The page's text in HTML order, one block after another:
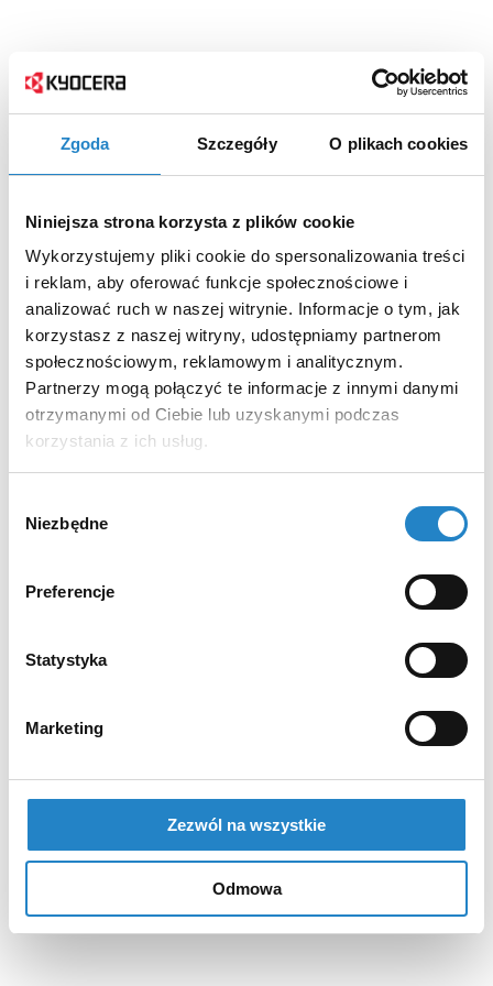
Zgoda Szczegóły O plikach cookies
Niniejsza strona korzysta z plików cookie
Wykorzystujemy pliki cookie do spersonalizowania treści
i reklam, aby oferować funkcje społecznościowe i
analizować ruch w naszej witrynie. Informacje o tym, jak
korzystasz z naszej witryny, udostępniamy partnerom
społecznościowym, reklamowym i analitycznym.
Partnerzy mogą połączyć te informacje z innymi danymi
otrzymanymi od Ciebie lub uzyskanymi podczas
korzystania z ich usług.
zgody
Niezbędne
Preferencje
Statystyka
Marketing
Zezwól na wszystkie
Odmowa